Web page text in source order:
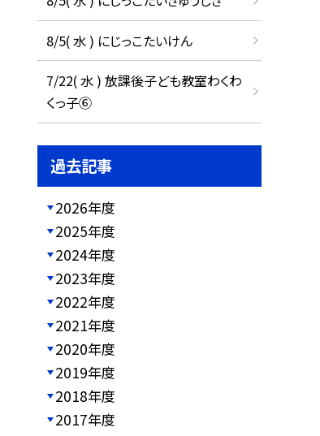
8/5( 水 ) にじっこたいけん
7/22( 水 ) 放課後子ども教室わくわ
くっ子⑥
過去記事
2026年度
2025年度
2024年度
2023年度
2022年度
2021年度
2020年度
2019年度
2018年度
2017年度